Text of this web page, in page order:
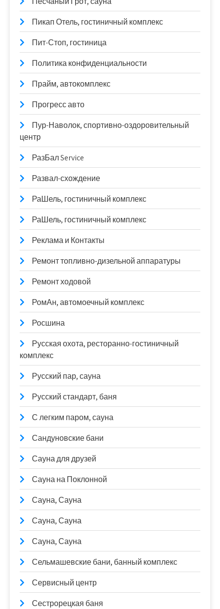
Пикап Отель, гостиничный комплекс
Пит-Стоп, гостиница
Политика конфиденциальности
Прайм, автокомплекс
Прогресс авто
Пур-Наволок, спортивно-оздоровительный
центр
РазБал Service
Развал-схождение
РаШель, гостиничный комплекс
РаШель, гостиничный комплекс
Реклама и Контакты
Ремонт топливно-дизельной аппаратуры
Ремонт ходовой
РомАн, автомоечный комплекс
Росшина
Русская охота, ресторанно-гостиничный
комплекс
Русский пар, сауна
Русский стандарт, баня
С легким паром, сауна
Сандуновские бани
Сауна для друзей
Сауна на Поклонной
Сауна, Сауна
Сауна, Сауна
Сауна, Сауна
Сельмашевские бани, банный комплекс
Сервисный центр
Сестрорецкая баня